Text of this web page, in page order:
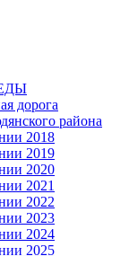
дорога
района
2018
2019
2020
2021
2022
2023
2024
2025